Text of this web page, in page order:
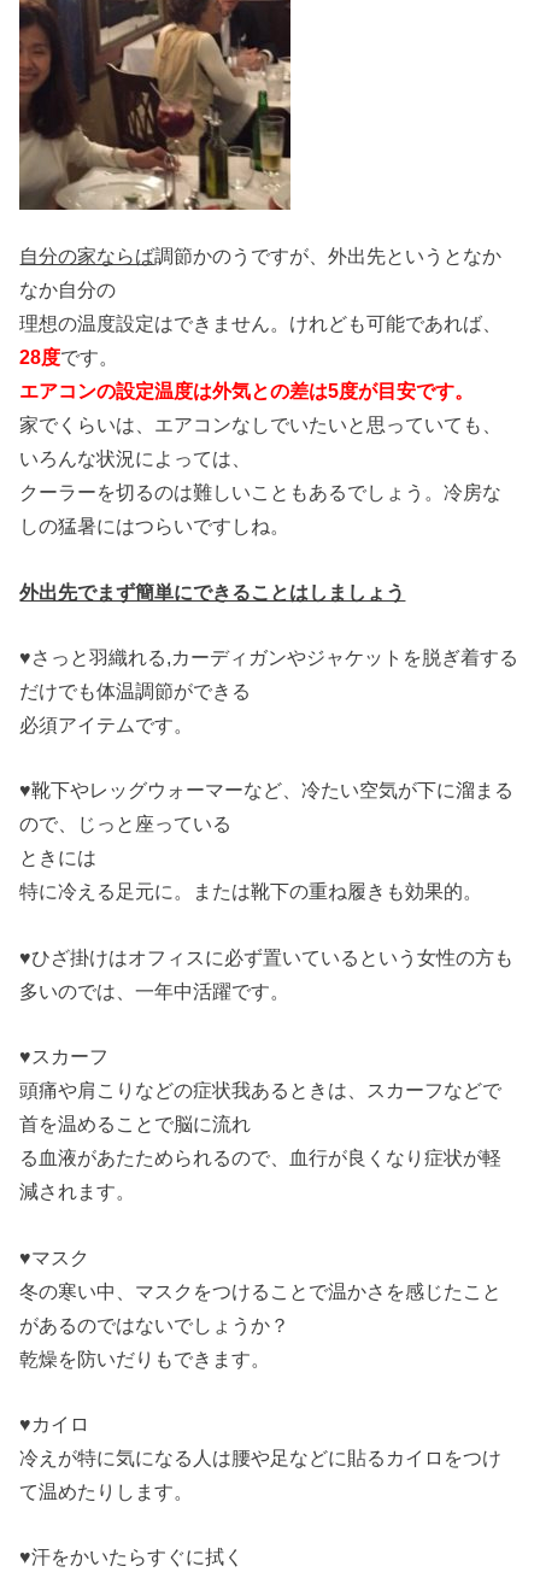
自分の家ならば調節かのうですが、外出先というとなか
なか自分の
理想の温度設定はできません。けれども可能であれば、
28度です。
エアコンの設定温度は外気との差は5度が目安です。
家でくらいは、エアコンなしでいたいと思っていても、
いろんな状況によっては、
クーラーを切るのは難しいこともあるでしょう。冷房な
しの猛暑にはつらいですしね。
外出先でまず簡単にできることはしましょう
♥さっと羽織れる,カーディガンやジャケットを脱ぎ着する
だけでも体温調節ができる
必須アイテムです。
♥靴下やレッグウォーマーなど、冷たい空気が下に溜まる
ので、じっと座っている
ときには
特に冷える足元に。または靴下の重ね履きも効果的。
♥ひざ掛けはオフィスに必ず置いているという女性の方も
多いのでは、一年中活躍です。
♥スカーフ
頭痛や肩こりなどの症状我あるときは、スカーフなどで
首を温めることで脳に流れ
る血液があたためられるので、血行が良くなり症状が軽
減されます。
♥マスク
冬の寒い中、マスクをつけることで温かさを感じたこと
があるのではないでしょうか？
乾燥を防いだりもできます。
♥カイロ
冷えが特に気になる人は腰や足などに貼るカイロをつけ
て温めたりします。
♥汗をかいたらすぐに拭く